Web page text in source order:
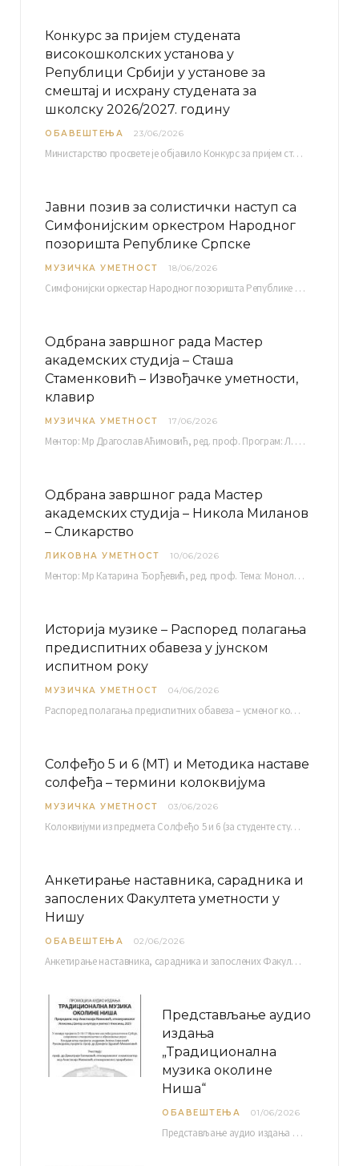
Конкурс за пријем студената
високошколских установа у
Републици Србији у установе за
смештај и исхрану студената за
школску 2026/2027. годину
ОБАВЕШТЕЊА 23/06/2026
Министарство просвете је објавило Конкурс за пријем студената високошколских установа у Републици Србији у установе…
Јавни позив за солистички наступ са
Симфонијским оркестром Народног
позоришта Републике Српске
МУЗИЧКА УМЕТНОСТ 18/06/2026
Симфонијски оркестар Народног позоришта Републике Српске расписује јавни позив за учешће у пројекту „CRESCENDO: Нова…
Одбрана завршног рада Мастер
академских студија – Сташа
Стаменковић – Извођачке уметности,
клавир
МУЗИЧКА УМЕТНОСТ 17/06/2026
Ментор: Мр Драгослав Аћимовић, ред. проф. Програм: Л. Ван Бетовен: Соната оп. 31 бр. 2 у…
Одбрана завршног рада Мастер
академских студија – Никола Миланов
– Сликарство
ЛИКОВНА УМЕТНОСТ 10/06/2026
Ментор: Мр Катарина Ђорђевић, ред. проф. Тема: Монолог емоција Среда, 17. 06. 2026. у 15:30 сати Сала бр. 12 Факултета уметности у Нишу, Кнегиње…
Историја музике – Распоред полагања
предиспитних обавеза у јунском
испитном року
МУЗИЧКА УМЕТНОСТ 04/06/2026
Распоред полагaња предиспитних обавеза – усменог колоквијума и теста из слушања музике – објављен је…
Солфеђо 5 и 6 (МТ) и Методика наставе
солфеђа – термини колоквијума
МУЗИЧКА УМЕТНОСТ 03/06/2026
Колоквијуми из предмета Солфеђо 5 и 6 (за студенте студијског програма Музичка теорија) и Методика…
Анкетирање наставника, сарадника и
запослених Факултета уметности у
Нишу
ОБАВЕШТЕЊА 02/06/2026
Анкетирање наставника, сарадника и запослених Факултета уметности у Нишу ради сачињавања Извештаја о самовредновању биће…
Представљање аудио
издања
„Традиционална
музика околине
Ниша“
ОБАВЕШТЕЊА 01/06/2026
Представљање аудио издања “Традиционална музика околине Ниша” организује се у оквиру пројекта О-10-17 Музичко наслеђе…